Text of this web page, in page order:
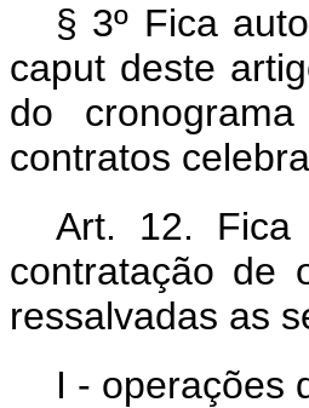
§ 3º Fica
caput deste
do
contratos
Art. 12.
contratação de
ressalvadas as
I - operações